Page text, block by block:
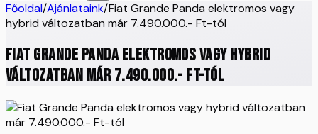
Főoldal/Ajánlataink/Fiat Grande Panda elektromos vagy
hybrid változatban már 7.490.000.- Ft-tól
Fiat Grande Panda elektromos vagy hybrid
változatban már 7.490.000.- Ft-tól